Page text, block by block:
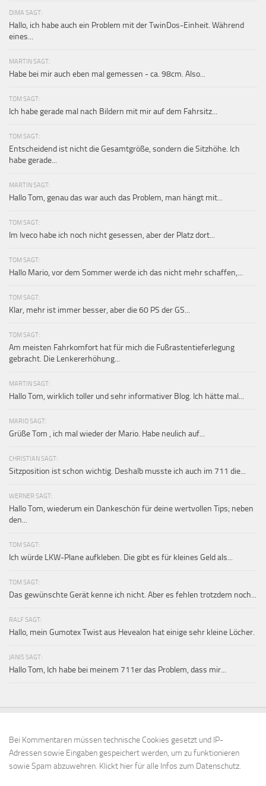
DIMA SAGT:
Hallo, ich habe auch ein Problem mit der TwinDos-Einheit. Während
eines...
MARTIN SAGT:
Habe bei mir auch eben mal gemessen - ca. 98cm. Also...
TOM SAGT:
Ich habe gerade mal nach Bildern mit mir auf dem Fahrsitz...
TOM SAGT:
Entscheidend ist nicht die Gesamtgröße, sondern die Sitzhöhe. Ich
habe gerade...
MARTIN SAGT:
Hallo Tom, genau das war auch das Problem, man hängt mit...
TOM SAGT:
Im Iveco habe ich noch nicht gesessen, aber der Platz dort...
TOM SAGT:
Hallo Mario, vor dem Sommer werde ich das nicht mehr schaffen,...
TOM SAGT:
Klar, mehr ist immer besser, aber die 60 PS der GS...
TOM SAGT:
Am meisten Fahrkomfort hat für mich die Fußrastentieferlegung
gebracht. Die Lenkererhöhung...
MARTIN SAGT:
Hallo Tom, wirklich toller und sehr informativer Blog. Ich hätte mal...
MARIO SAGT:
Grüße Tom , ich mal wieder der Mario. Habe neulich auf...
CHRISTIAN SAGT:
Sitzposition ist schon wichtig. Deshalb musste ich auch im 711 die...
WERNER SAGT:
Hallo Tom, wiederum ein Dankeschön für deine wertvollen Tips; neben
den...
TOM SAGT:
Ich würde LKW-Plane aufkleben. Die gibt es für kleines Geld als...
TOM SAGT:
Das gewünschte Gerät kenne ich nicht. Aber es fehlen trotzdem noch...
RALF SAGT:
Hallo, mein Gumotex Twist aus Hevealon hat einige sehr kleine Löcher.
JANIS SAGT:
Hallo Tom, Ich habe bei meinem 711er das Problem, dass mir...
Bei Kommentaren müssen technische Cookies gesetzt und IP-
Adressen sowie Eingaben gespeichert werden, um zu funktionieren
sowie Spam abzuwehren. Klickt hier für alle Infos zum Datenschutz.